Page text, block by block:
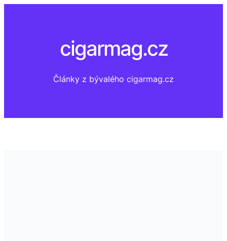
cigarmag.cz
Články z bývalého cigarmag.cz